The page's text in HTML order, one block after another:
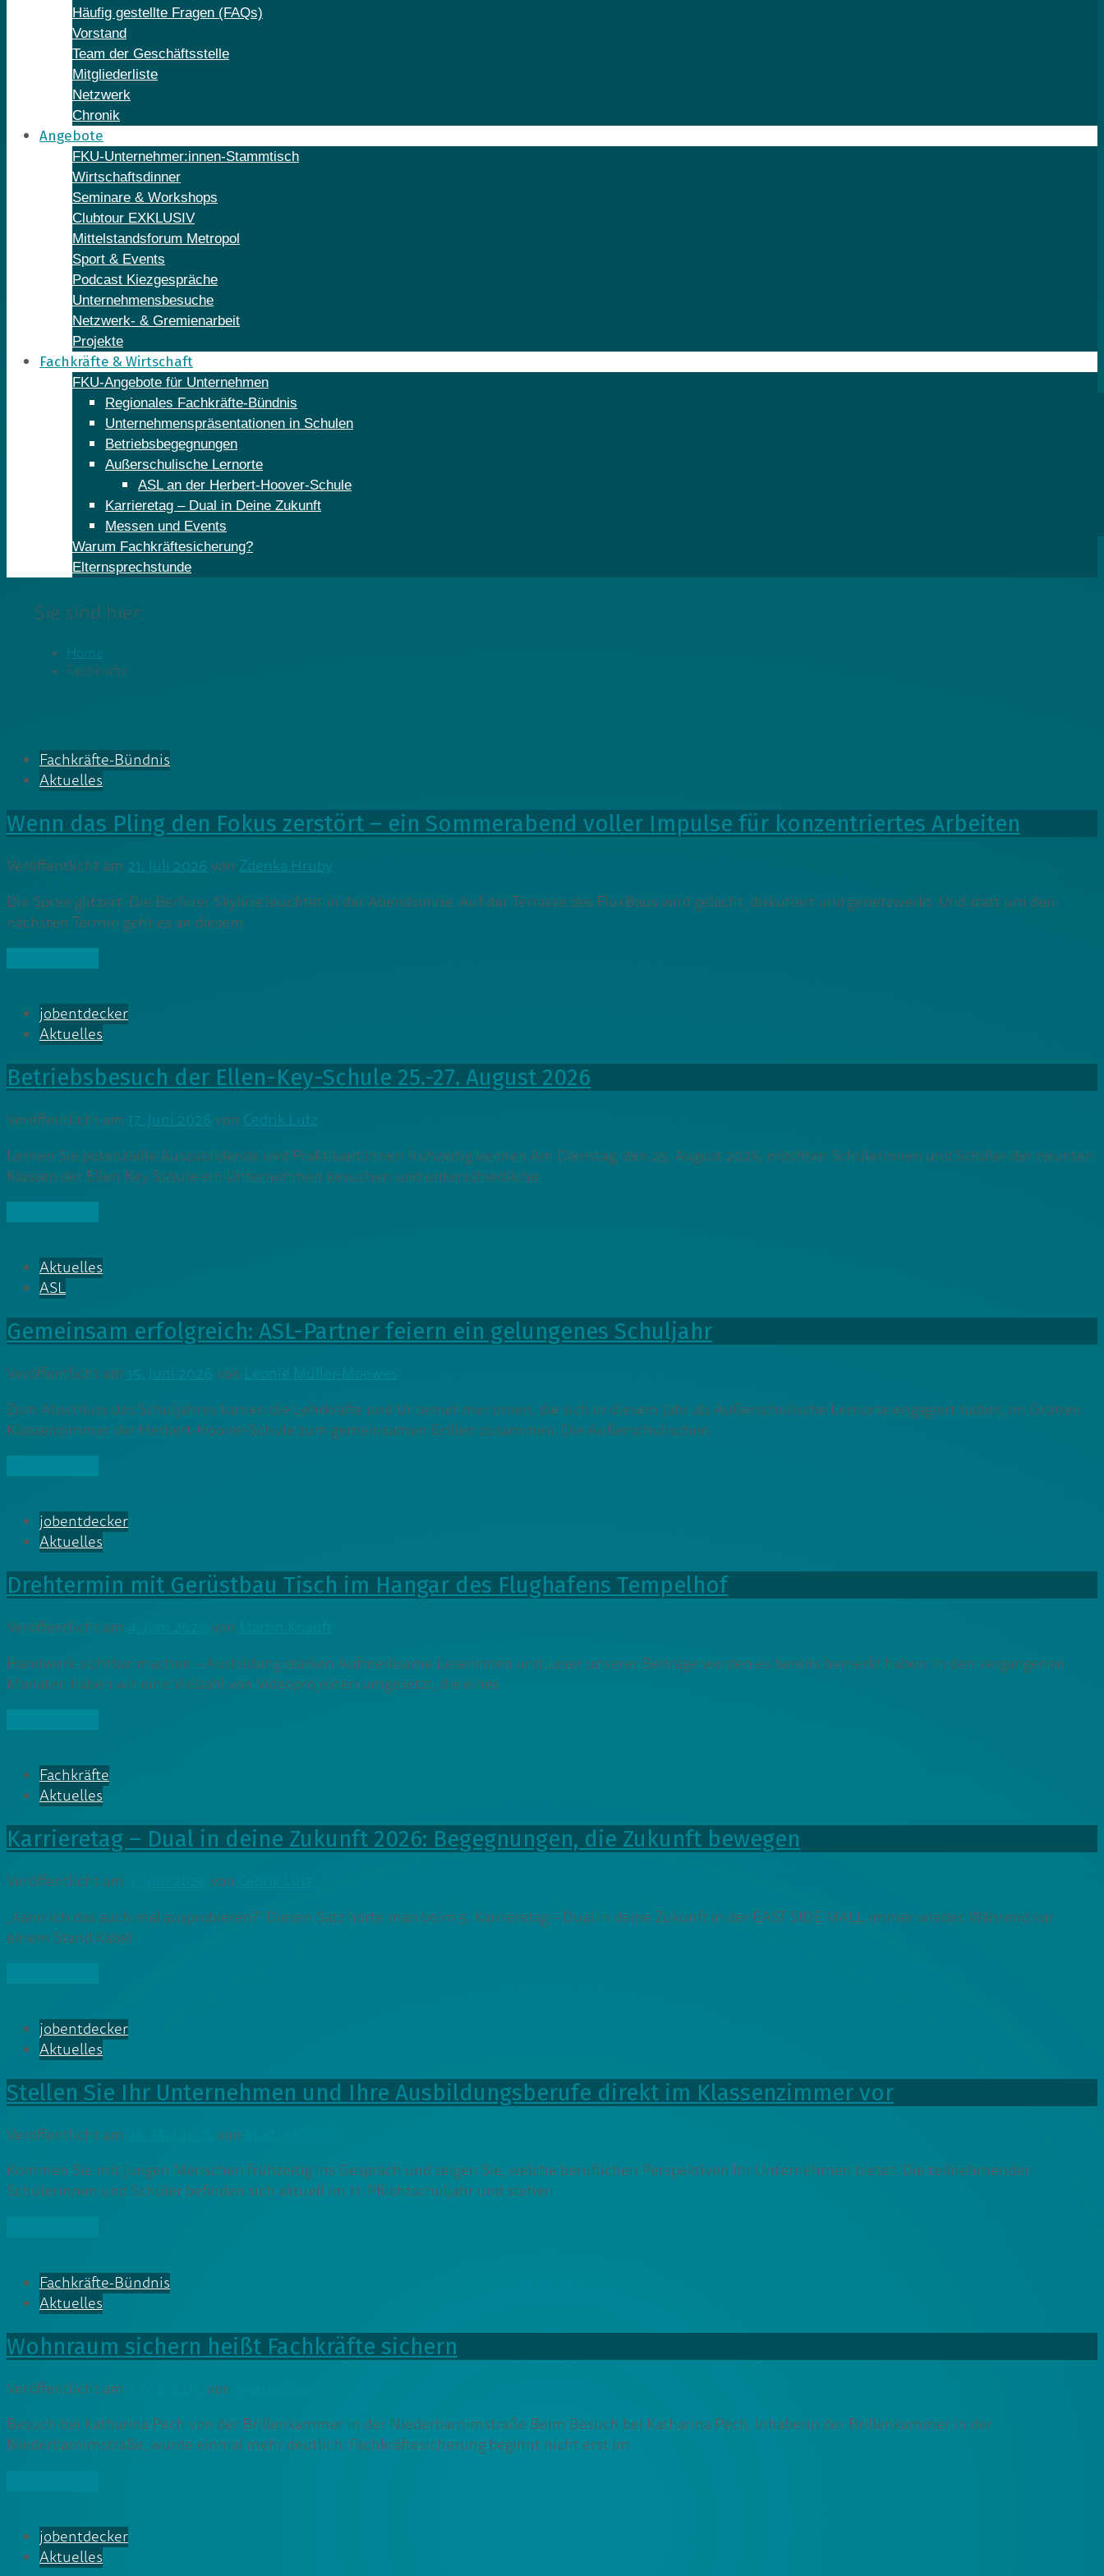
Häufig gestellte Fragen (FAQs)
Vorstand
Team der Geschäftsstelle
Mitgliederliste
Netzwerk
Chronik
Angebote
FKU-Unternehmer:innen-Stammtisch
Wirtschaftsdinner
Seminare & Workshops
Clubtour EXKLUSIV
Mittelstandsforum Metropol
Sport & Events
Podcast Kiezgespräche
Unternehmensbesuche
Netzwerk- & Gremienarbeit
Projekte
Fachkräfte & Wirtschaft
FKU-Angebote für Unternehmen
Regionales Fachkräfte-Bündnis
Unternehmenspräsentationen in Schulen
Betriebsbegegnungen
Außerschulische Lernorte
ASL an der Herbert-Hoover-Schule
Karrieretag – Dual in Deine Zukunft
Messen und Events
Warum Fachkräftesicherung?
Elternsprechstunde
Sie sind hier:
Home
Fachkräfte
Fachkräfte-Bündnis
Aktuelles
Wenn das Pling den Fokus zerstört – ein Sommerabend voller Impulse für konzentriertes Arbeiten
Veröffentlicht am 21. Juli 2026von Zdenka Hruby
Die Spree glitzert. Die Berliner Skyline leuchtet in der Abendsonne. Auf der Terrasse des FluxBaus wird gelacht, diskutiert und genetzwerkt. Und statt um den
nächsten Termin geht es an diesem
jobentdecker
Aktuelles
Betriebsbesuch der Ellen-Key-Schule 25.-27. August 2026
Veröffentlicht am 17. Juni 2026von Cedrik Lutz
Lernen Sie potenzielle Auszubildende und Praktikant:innen frühzeitig kennen Am Dienstag, den 25. August 2026, möchten Schülerinnen und Schüler der neunten
Klassen der Ellen Key Schule ein Unternehmen besuchen und unterschiedliche
Aktuelles
ASL
Gemeinsam erfolgreich: ASL-Partner feiern ein gelungenes Schuljahr
Veröffentlicht am 15. Juni 2026von Leonie Müller-Moewes
Zum Abschluss des Schuljahres kamen die Lehrkräfte und Unternehmer:innen, die sich in diesem Jahr als Außerschulische Lernorte engagiert haben, im Grünen
Klassenzimmer der Herbert-Hoover-Schule zum gemeinsamen Grillen zusammen. Die Außerschulischen
jobentdecker
Aktuelles
Drehtermin mit Gerüstbau Tisch im Hangar des Flughafens Tempelhof
Veröffentlicht am von
Handwerk sichtbar machen – Ausbildung stärken Aufmerksame Leserinnen und Leser unserer Beiträge werden es bereits bemerkt haben: In den vergangenen
Monaten haben wir eine Vielzahl von Videoprojekten umgesetzt, die eines
Fachkräfte
Aktuelles
Karrieretag – Dual in deine Zukunft 2026: Begegnungen, die Zukunft bewegen
Veröffentlicht am von
„Kann ich das auch mal ausprobieren?“ Diesen Satz hörte man beim 5. Karrieretag – Dual in deine Zukunft in der EAST SIDE MALL immer wieder. Während vor
einem Stand Kabel
jobentdecker
Aktuelles
Stellen Sie Ihr Unternehmen und Ihre Ausbildungsberufe direkt im Klassenzimmer vor
Veröffentlicht am von
Kommen Sie mit jungen Menschen frühzeitig ins Gespräch und zeigen Sie, welche beruflichen Perspektiven Ihr Unternehmen bietet. Die teilnehmenden
Schülerinnen und Schüler befinden sich aktuell im 11. Pflichtschuljahr und stehen
Fachkräfte-Bündnis
Aktuelles
Wohnraum sichern heißt Fachkräfte sichern
Veröffentlicht am von
Besuch bei Katharina Pech von der Brillenkammer in der Niederbarnimstraße Beim Besuch bei Katharina Pech, Inhaberin der Brillenkammer in der
Niederbarnimstraße, wurde einmal mehr deutlich: Fachkräftesicherung beginnt nicht erst im
jobentdecker
Aktuelles